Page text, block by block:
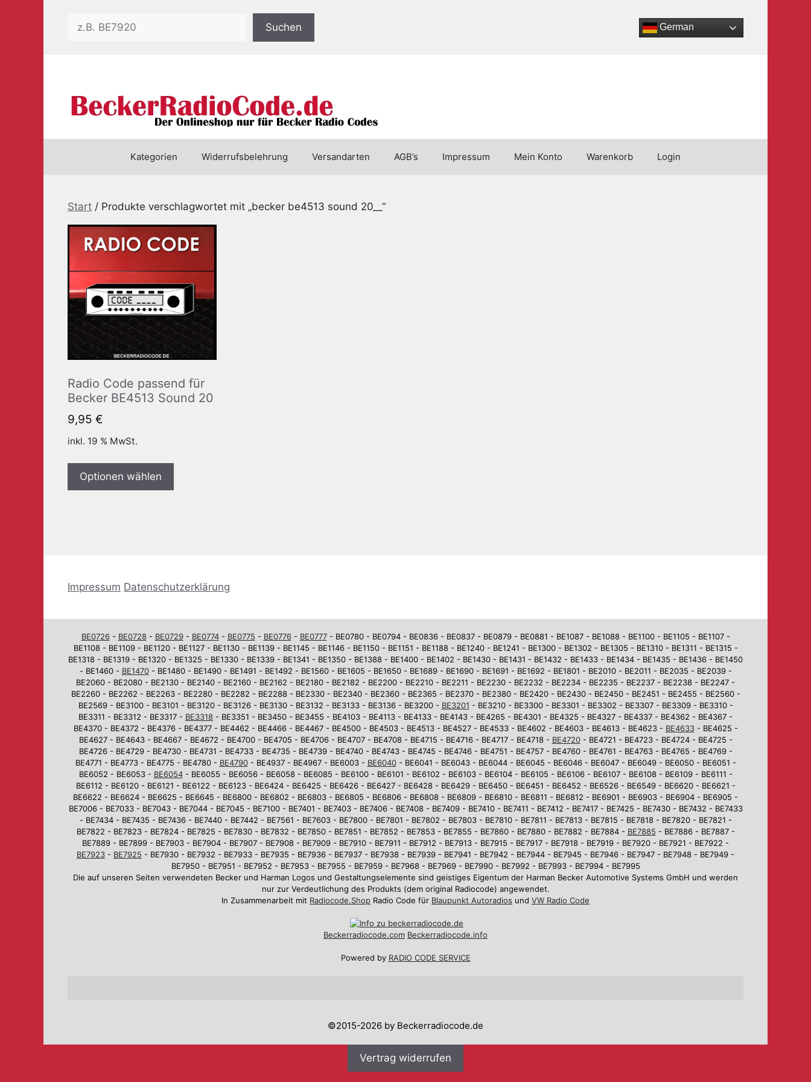
German
Suchen
Kategorien Widerrufsbelehrung Versandarten AGB’s Impressum Mein Konto Warenkorb Login
Start / Produkte verschlagwortet mit „becker be4513 sound 20__“
Radio Code passend für
Becker BE4513 Sound 20
9,95 €
inkl. 19 % MwSt.
Optionen wählen
Impressum Datenschutzerklärung
BE0726- BE0728- BE0729- BE0774- BE0775 - BE0776- BE0777- BE0780 - BE0794 - BE0836 - BE0837 - BE0879 - BE0881 - BE1087 - BE1088 - BE1100 - BE1105 - BE1107 -
BE1108 - BE1109 - BE1120 - BE1127 - BE1130 - BE1139 - BE1145 - BE1146 - BE1150 - BE1151 - BE1188 - BE1240 - BE1241 - BE1300 - BE1302 - BE1305 - BE1310 - BE1311 - BE1315 -
BE1318 - BE1319 - BE1320 - BE1325 - BE1330 - BE1339 - BE1341 - BE1350 - BE1388 - BE1400 - BE1402 - BE1430 - BE1431 - BE1432 - BE1433 - BE1434 - BE1435 - BE1436 - BE1450
- BE1460 - BE1470- BE1480 - BE1490 - BE1491 - BE1492 - BE1560 - BE1605 - BE1650 - BE1689 - BE1690 - BE1691 - BE1692 - BE1801 - BE2010 - BE2011 - BE2035 - BE2039 -
BE2060 - BE2080 - BE2130 - BE2140 - BE2160 - BE2162 - BE2180 - BE2182 - BE2200 - BE2210 - BE2211 - BE2230 - BE2232 - BE2234 - BE2235 - BE2237 - BE2238 - BE2247 -
BE2260 - BE2262 - BE2263 - BE2280 - BE2282 - BE2288 - BE2330 - BE2340 - BE2360 - BE2365 - BE2370 - BE2380 - BE2420 - BE2430 - BE2450 - BE2451 - BE2455 - BE2560 -
BE2569 - BE3100 - BE3101 - BE3120 - BE3126 - BE3130 - BE3132 - BE3133 - BE3136 - BE3200 - BE3201 - BE3210 - BE3300 - BE3301 - BE3302 - BE3307 - BE3309 - BE3310 -
BE3311 - BE3312 - BE3317 - BE3318 - BE3351 - BE3450 - BE3455 - BE4103 - BE4113 - BE4133 - BE4143 - BE4265 - BE4301 - BE4325 - BE4327 - BE4337 - BE4362 - BE4367 -
BE4370 - BE4372 - BE4376 - BE4377 - BE4462 - BE4466 - BE4467 - BE4500 - BE4503 - BE4513 - BE4527 - BE4533 - BE4602 - BE4603 - BE4613 - BE4623 - BE4633- BE4625 -
BE4627 - BE4643 - BE4667 - BE4672 - BE4700 - BE4705 - BE4706 - BE4707 - BE4708 - BE4715 - BE4716 - BE4717 - BE4718 - BE4720- BE4721 - BE4723 - BE4724 - BE4725 -
BE4726 - BE4729 - BE4730 - BE4731 - BE4733 - BE4735 - BE4739 - BE4740 - BE4743 - BE4745 - BE4746 - BE4751 - BE4757 - BE4760 - BE4761 - BE4763 - BE4765 - BE4769 -
BE4771 - BE4773 - BE4775 - BE4780 - BE4790- BE4937 - BE4967 - BE6003 - BE6040- BE6041 - BE6043 - BE6044 - BE6045 - BE6046 - BE6047 - BE6049 - BE6050 - BE6051 -
BE6052 - BE6053 - BE6054- BE6055 - BE6056 - BE6058 - BE6085 - BE6100 - BE6101 - BE6102 - BE6103 - BE6104 - BE6105 - BE6106 - BE6107 - BE6108 - BE6109 - BE6111 -
BE6112 - BE6120 - BE6121 - BE6122 - BE6123 - BE6424 - BE6425 - BE6426 - BE6427 - BE6428 - BE6429 - BE6450 - BE6451 - BE6452 - BE6526 - BE6549 - BE6620 - BE6621 -
BE6622 - BE6624 - BE6625 - BE6645 - BE6800 - BE6802 - BE6803 - BE6805 - BE6806 - BE6808 - BE6809 - BE6810 - BE6811 - BE6812 - BE6901 - BE6903 - BE6904 - BE6905 -
BE7006 - BE7033 - BE7043 - BE7044 - BE7045 - BE7100 - BE7401 - BE7403 - BE7406 - BE7408 - BE7409 - BE7410 - BE7411 - BE7412 - BE7417 - BE7425 - BE7430 - BE7432 - BE7433
- BE7434 - BE7435 - BE7436 - BE7440 - BE7442 - BE7561 - BE7603 - BE7800 - BE7801 - BE7802 - BE7803 - BE7810 - BE7811 - BE7813 - BE7815 - BE7818 - BE7820 - BE7821 -
BE7822 - BE7823 - BE7824 - BE7825 - BE7830 - BE7832 - BE7850 - BE7851 - BE7852 - BE7853 - BE7855 - BE7860 - BE7880 - BE7882 - BE7884 - BE7885 - BE7886 - BE7887 -
BE7889 - BE7899 - BE7903 - BE7904 - BE7907 - BE7908 - BE7909 - BE7910 - BE7911 - BE7912 - BE7913 - BE7915 - BE7917 - BE7918 - BE7919 - BE7920 - BE7921 - BE7922 -
BE7923 - BE7925 - BE7930 - BE7932 - BE7933 - BE7935 - BE7936 - BE7937 - BE7938 - BE7939 - BE7941 - BE7942 - BE7944 - BE7945 - BE7946 - BE7947 - BE7948 - BE7949 -
BE7950 - BE7951 - BE7952 - BE7953 - BE7955 - BE7959 - BE7968 - BE7969 - BE7990 - BE7992 - BE7993 - BE7994 - BE7995
Die auf unseren Seiten verwendeten Becker und Harman Logos und Gestaltungselemente sind geistiges Eigentum der Harman Becker Automotive Systems GmbH und werden
nur zur Verdeutlichung des Produkts (dem original Radiocode) angewendet.
In Zusammenarbeit mit Radiocode.Shop Radio Code für Blaupunkt Autoradios und VW Radio Code
Beckerradiocode.com Beckerradiocode.info
Powered by RADIO CODE SERVICE
©2015-2026 by Beckerradiocode.de
Vertrag widerrufen